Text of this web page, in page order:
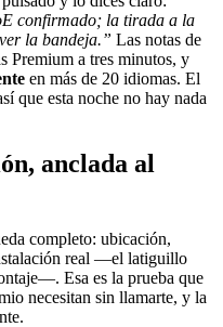
confirmado; la tirada a la
la bandeja.” Las notas de
Premium a tres minutos, y
en más de 20 idiomas. El
que esta noche no hay nada
anclada al
completo: ubicación,
real —el latiguillo
Esa es la prueba que
necesitan sin llamarte, y la